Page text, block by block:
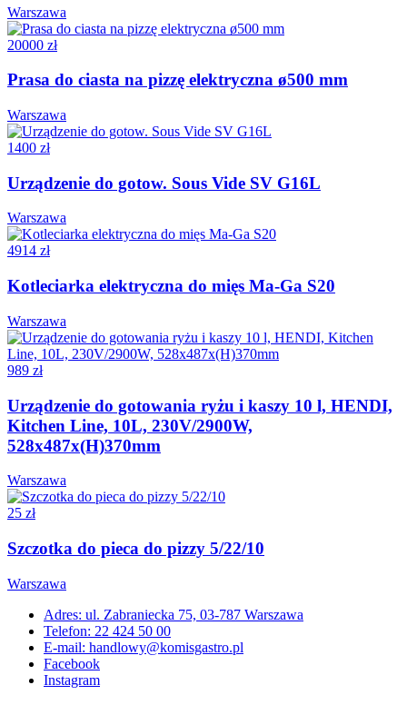
Warszawa
20000 zł
Prasa do ciasta na pizzę elektryczna ø500 mm
Warszawa
1400 zł
Urządzenie do gotow. Sous Vide SV G16L
Warszawa
4914 zł
Kotleciarka elektryczna do mięs Ma-Ga S20
Warszawa
989 zł
Urządzenie do gotowania ryżu i kaszy 10 l, HENDI,
Kitchen Line, 10L, 230V/2900W,
528x487x(H)370mm
Warszawa
25 zł
Szczotka do pieca do pizzy 5/22/10
Warszawa
Adres: ul. Zabraniecka 75, 03-787 Warszawa
Telefon: 22 424 50 00
E-mail: handlowy@komisgastro.pl
Facebook
Instagram